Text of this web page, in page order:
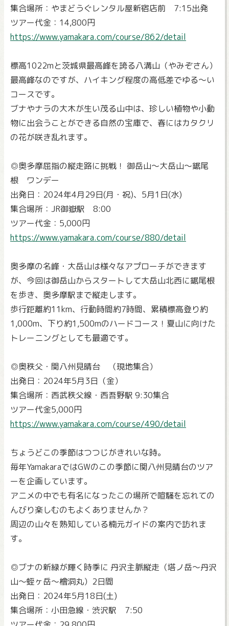
集合場所：やまどうぐレンタル屋新宿店前 7:15出発
ツアー代金：14,800円
https://www.yamakara.com/course/862/detail
標高1022mと茨城県最高峰を誇る八溝山（やみぞさん）
最高峰なのですが、ハイキング程度の高低差でゆる～い
コースです。
ブナやナラの大木が生い茂る山中は、珍しい植物や小動
物に出会うことができる自然の宝庫で、春にはカタクリ
の花が咲き乱れます。
◎奥多摩屈指の縦走路に挑戦！ 御岳山～大岳山～鋸尾
根 ワンデー
出発日：2024年4月29日(月・祝)、5月1日(水)
集合場所：JR御嶽駅 8:00
ツアー代金：5,000円
https://www.yamakara.com/course/880/detail
奥多摩の名峰・大岳山は様々なアプローチができます
が、今回は御岳山からスタートして大岳山北西に鋸尾根
を歩き、奥多摩駅まで縦走します。
歩行距離約11km、行動時間約7時間、累積標高登り約
1,000m、下り約1,500mのハードコース！夏山に向けた
トレーニングとしても最適です。
◎奥秩父・関八州見晴台 （現地集合）
出発日：2024年5月3日（金）
集合場所：西武秩父線・西吾野駅 9:30集合
ツアー代金5,000円
https://www.yamakara.com/course/490/detail
ちょうどこの季節はつつじがきれいな時。
毎年YamakaraではGWのこの季節に関八州見晴台のツア
ーを企画しています。
アニメの中でも有名になったこの場所で喧騒を忘れての
んびり楽しむのもよくありませんか？
周辺の山々を熟知している楠元ガイドの案内で訪れま
す。
◎ブナの新緑が輝く時季に 丹沢主脈縦走（塔ノ岳～丹沢
山～蛭ヶ岳～檜洞丸）2日間
出発日：2024年5月18日(土)
集合場所：小田急線・渋沢駅 7:50